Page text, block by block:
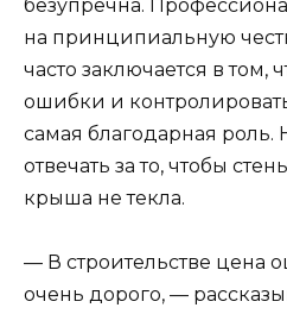
безупречна.
на принципиальную
часто заключается в том,
ошибки и
самая благодарная роль.
отвечать за то, чтобы
крыша не текла.
— В строительстве цена
очень дорого, —